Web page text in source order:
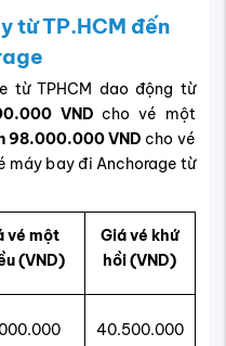
từ TP.HCM đến
từ TPHCM dao động từ
VND cho vé một
98.000.000 VND cho vé
máy bay đi Anchorage từ
vé một
(VND)
Giá vé khứ
hồi (VND)
40.500.000